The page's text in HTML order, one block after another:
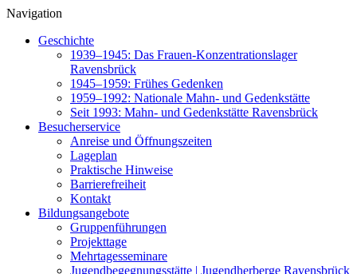
Navigation
Geschichte
1939–1945: Das Frauen-Konzentrationslager
Ravensbrück
1945–1959: Frühes Gedenken
1959–1992: Nationale Mahn- und Gedenkstätte
Seit 1993: Mahn- und Gedenkstätte Ravensbrück
Besucherservice
Anreise und Öffnungszeiten
Lageplan
Praktische Hinweise
Barrierefreiheit
Kontakt
Bildungsangebote
Gruppenführungen
Projekttage
Mehrtagesseminare
Jugendbegegnungsstätte | Jugendherberge Ravensbrück